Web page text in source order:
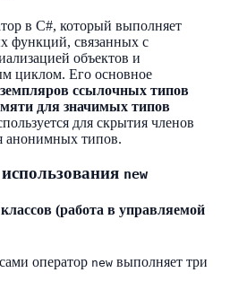
в C#, который выполняет
функций, связанных с
объектов и
циклом. Его основное
ссылочных типов
для значимых типов
для скрытия членов
анонимных типов.
new
(работа в управляемой
оператор new выполняет три